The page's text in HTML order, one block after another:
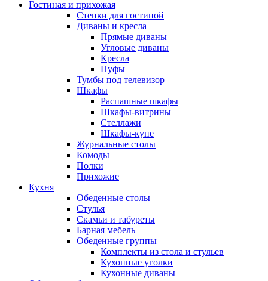
Гостиная и прихожая
Стенки для гостиной
Диваны и кресла
Прямые диваны
Угловые диваны
Кресла
Пуфы
Тумбы под телевизор
Шкафы
Распашные шкафы
Шкафы-витрины
Стеллажи
Шкафы-купе
Журнальные столы
Комоды
Полки
Прихожие
Кухня
Обеденные столы
Стулья
Скамьи и табуреты
Барная мебель
Обеденные группы
Комплекты из стола и стульев
Кухонные уголки
Кухонные диваны